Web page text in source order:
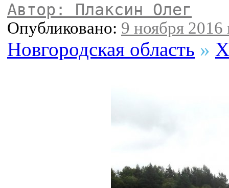
Автор: Плаксин Олег
Опубликовано: 9 ноября 2016
Новгородская область »